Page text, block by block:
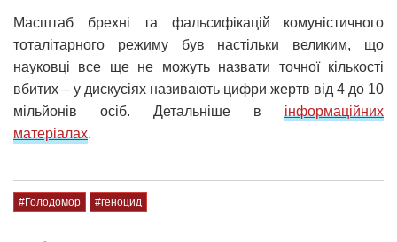
Масштаб брехні та фальсифікацій комуністичного
тоталітарного режиму був настільки великим, що
науковці все ще не можуть назвати точної кількості
вбитих – у дискусіях називають цифри жертв від 4 до 10
мільйонів осіб. Детальніше в інформаційних
матеріалах.
#Голодомор #геноцид